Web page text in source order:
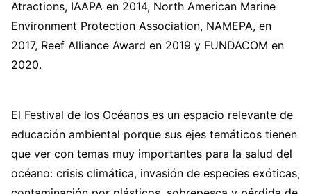
Atractions, IAAPA en 2014, North American Marine
Environment Protection Association, NAMEPA, en
2017, Reef Alliance Award en 2019 y FUNDACOM en
2020.
El Festival de los Océanos es un espacio relevante de
educación ambiental porque sus ejes temáticos tienen
que ver con temas muy importantes para la salud del
océano: crisis climática, invasión de especies exóticas,